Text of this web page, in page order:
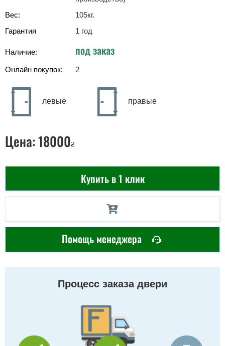
Вес:
105кг.
Гарантия
1 год
Наличие: под заказ
Онлайн покупок: 2
левые правые
Цена:18000₴
Купить в 1 клик
Помощь менеджера
Процесс заказа двери